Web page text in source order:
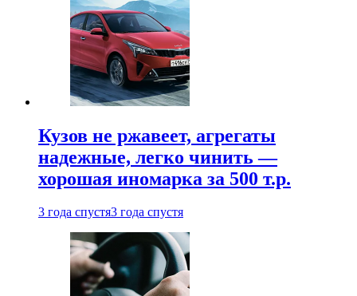
Кузов не ржавеет, агрегаты
надежные, легко чинить —
хорошая иномарка за 500 т.р.
3 года спустя3 года спустя